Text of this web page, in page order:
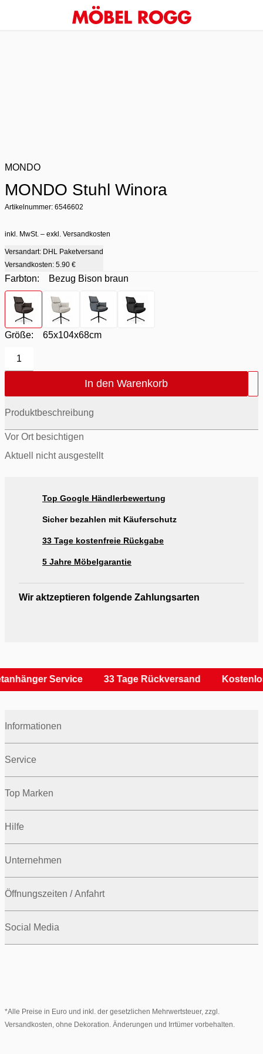
MONDO
MONDO Stuhl Winora
Artikelnummer: 6546602
inkl. MwSt. – exkl. Versandkosten
Versandart: DHL Paketversand
Versandkosten: 5.90 €
Farbton:
Bezug Bison braun
Farbton
- Bezug Bison braun
Farbton - Bezug Crema
Farbton - Bezug Delphin / Metall schwarz
Farbton
Größe: 65x104x68cm
1
In den Warenkorb
Produktbeschreibung
Vor Ort besichtigen
Aktuell nicht ausgestellt
Top Google Händlerbewertung
Sicher bezahlen mit Käuferschutz
33 Tage kostenfreie Rückgabe
5 Jahre Möbelgarantie
Wir aktzeptieren folgende Zahlungsarten
Service 33 Tage Rückversand
Informationen
Service
Top Marken
Hilfe
Unternehmen
Öffnungszeiten / Anfahrt
Social Media
*Alle Preise in Euro und inkl. der gesetzlichen Mehrwertsteuer, zzgl.
Versandkosten, ohne Dekoration. Änderungen und Irrtümer vorbehalten.